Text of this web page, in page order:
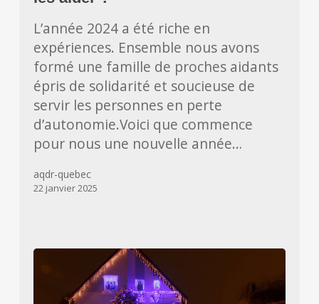
ils
et
comment
les
aider
?
L’année 2024 a été riche en
expériences. Ensemble nous avons
formé une famille de proches aidants
épris de solidarité et soucieuse de
servir les personnes en perte
d’autonomie.Voici que commence
pour nous une nouvelle année…
aqdr-quebec
22 janvier 2025